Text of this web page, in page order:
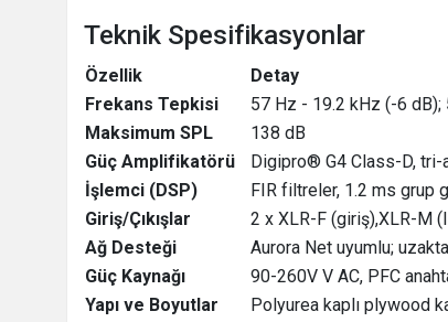
Teknik Spesifikasyonlar
Özellik
Detay
Frekans Tepkisi
57 Hz - 19.2 kHz (-6
Maksimum SPL
138 dB
Güç Amplifikatörü
Digipro® G4 Class-D, tri-
İşlemci (DSP)
FIR filtreler, 1.2 ms grup
Giriş/Çıkışlar
2 x XLR-F (giriş),XLR-M
Ağ Desteği
Aurora Net uyumlu;
Güç Kaynağı
90-260V V AC, PFC
Yapı ve Boyutlar
Polyurea kaplı plywood